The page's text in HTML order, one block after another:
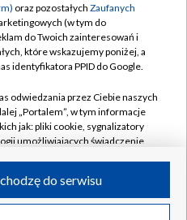
zgody
S.A. w likwidacji
oraz pozostałych Zaufanych
(w tym do
do Twoich zainteresowań i
które wskazujemy poniżej, a
identyfikatora PPID do Google.
odwiedzania przez Ciebie naszych
„Portalem”, w tym informacje
jak: pliki cookie, sygnalizatory
umożliwiających świadczenie
odwiedzania przez Ciebie
do serwisu